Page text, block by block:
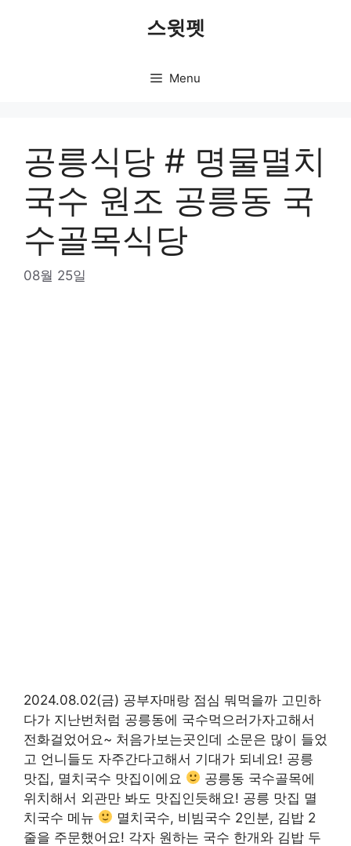
스윗펫
Menu
공릉식당 # 명물멸치
국수 원조 공릉동 국
수골목식당
08월 25일
2024.08.02(금) 공부자매랑 점심 뭐먹을까 고민하
다가 지난번처럼 공릉동에 국수먹으러가자고해서
전화걸었어요~ 처음가보는곳인데 소문은 많이 들었
고 언니들도 자주간다고해서 기대가 되네요! 공릉
맛집, 멸치국수 맛집이에요
공릉동 국수골목에
위치해서 외관만 봐도 맛집인듯해요! 공릉 맛집 멸
치국수 메뉴
멸치국수, 비빔국수 2인분, 김밥 2
줄을 주문했어요! 각자 원하는 국수 한개와 김밥 두